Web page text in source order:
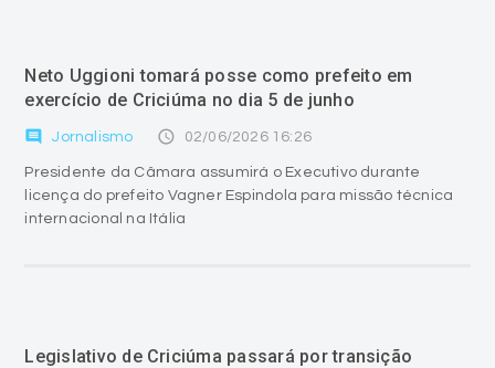
Neto Uggioni tomará posse como prefeito em
exercício de Criciúma no dia 5 de junho
comment Jornalismo access_time 02/06/2026 16:26
Presidente da Câmara assumirá o Executivo durante
licença do prefeito Vagner Espindola para missão técnica
internacional na Itália
Legislativo de Criciúma passará por transição